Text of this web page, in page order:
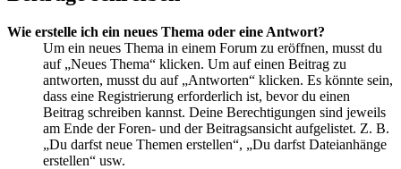
Wie erstelle ich ein neues Thema oder eine Antwort?
Um ein neues Thema in einem Forum zu eröffnen, musst du
auf „Neues Thema“ klicken. Um auf einen Beitrag zu
antworten, musst du auf „Antworten“ klicken. Es könnte sein,
dass eine Registrierung erforderlich ist, bevor du einen
Beitrag schreiben kannst. Deine Berechtigungen sind jeweils
am Ende der Foren- und der Beitragsansicht aufgelistet. Z. B.
„Du darfst neue Themen erstellen“, „Du darfst Dateianhänge
erstellen“ usw.